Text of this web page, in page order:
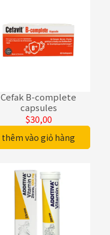
Cefak B-complete
capsules
$30,00
thêm vào giỏ hàng